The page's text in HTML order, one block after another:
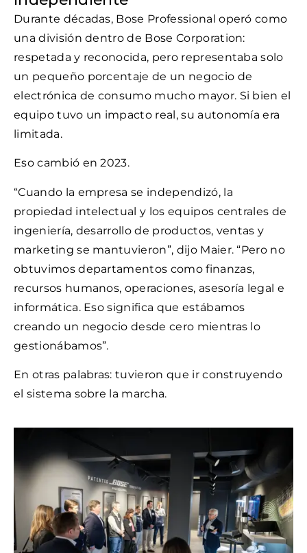
Durante décadas, Bose Professional operó como
una división dentro de Bose Corporation:
respetada y reconocida, pero representaba solo
un pequeño porcentaje de un negocio de
electrónica de consumo mucho mayor. Si bien el
equipo tuvo un impacto real, su autonomía era
limitada.
Eso cambió en 2023.
“Cuando la empresa se independizó, la
propiedad intelectual y los equipos centrales de
ingeniería, desarrollo de productos, ventas y
marketing se mantuvieron”, dijo Maier. “Pero no
obtuvimos departamentos como finanzas,
recursos humanos, operaciones, asesoría legal e
informática. Eso significa que estábamos
creando un negocio desde cero mientras lo
gestionábamos”.
En otras palabras: tuvieron que ir construyendo
el sistema sobre la marcha.